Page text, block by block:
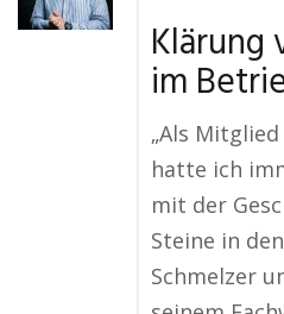
Klärung
im
„Als
hatte ich
mit der
Steine in
Schmelzer